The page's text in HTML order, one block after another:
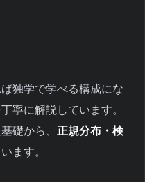
独学で学べる構成にな
寧に解説しています。
礎から、 正規分布・検
ます。